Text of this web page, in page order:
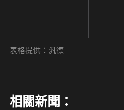
表格提供：汎德
相關新聞：